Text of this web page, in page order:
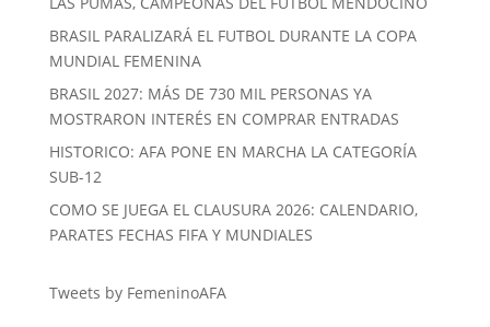
BRASIL PARALIZARÁ EL FUTBOL DURANTE LA COPA
MUNDIAL FEMENINA
BRASIL 2027: MÁS DE 730 MIL PERSONAS YA
MOSTRARON INTERÉS EN COMPRAR ENTRADAS
HISTORICO: AFA PONE EN MARCHA LA CATEGORÍA
SUB-12
COMO SE JUEGA EL CLAUSURA 2026: CALENDARIO,
PARATES FECHAS FIFA Y MUNDIALES
Tweets by FemeninoAFA